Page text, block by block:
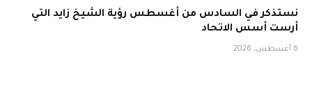
نستذكر في السادس من أغسطس رؤية الشيخ زايد التي
أرست أسس الاتحاد
6 أغسطس، 2026